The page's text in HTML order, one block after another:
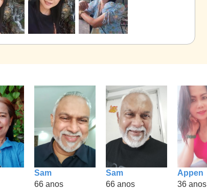
Sam
66 anos
Sam
66 anos
Appen
36 anos